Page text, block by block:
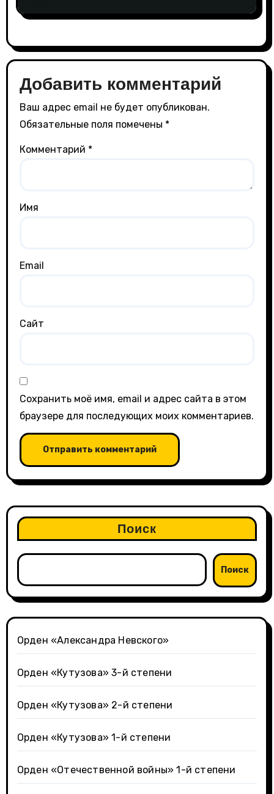
Добавить комментарий
Ваш адрес email не будет опубликован.
Обязательные поля помечены *
Комментарий *
Имя
Email
Сайт
Сохранить моё имя, email и адрес сайта в этом
браузере для последующих моих комментариев.
Поиск
Поиск
Орден «Александра Невского»
Орден «Кутузова» 3-й степени
Орден «Кутузова» 2-й степени
Орден «Кутузова» 1-й степени
Орден «Отечественной войны» 1-й степени